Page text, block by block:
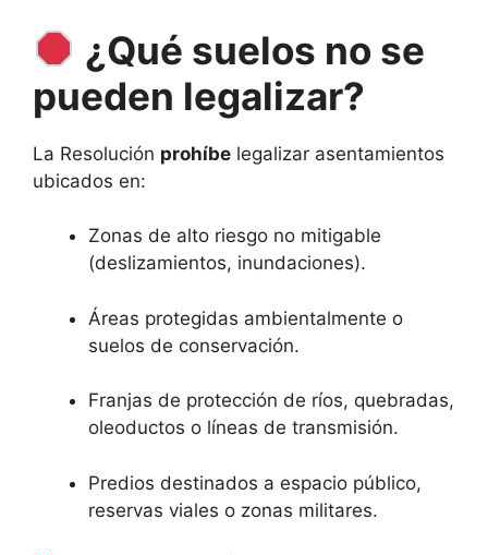
¿Qué suelos no se
pueden legalizar?
La Resolución prohíbe legalizar asentamientos
ubicados en:
Zonas de alto riesgo no mitigable
(deslizamientos, inundaciones).
Áreas protegidas ambientalmente o
suelos de conservación.
Franjas de protección de ríos, quebradas,
oleoductos o líneas de transmisión.
Predios destinados a espacio público,
reservas viales o zonas militares.